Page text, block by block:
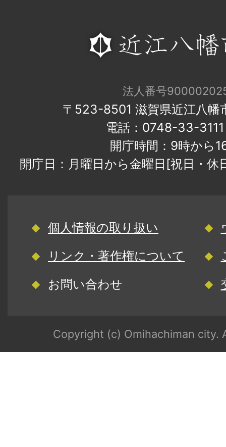
法人番号
〒523-8501 滋賀県近江八幡
電話：0748-33-
開庁時間：9時から
開庁日：月曜日から金曜日[祝日・
個人情報の取り扱い
リンク・著作権について
お問い合わせ
Copyright (c) Omihachiman city.